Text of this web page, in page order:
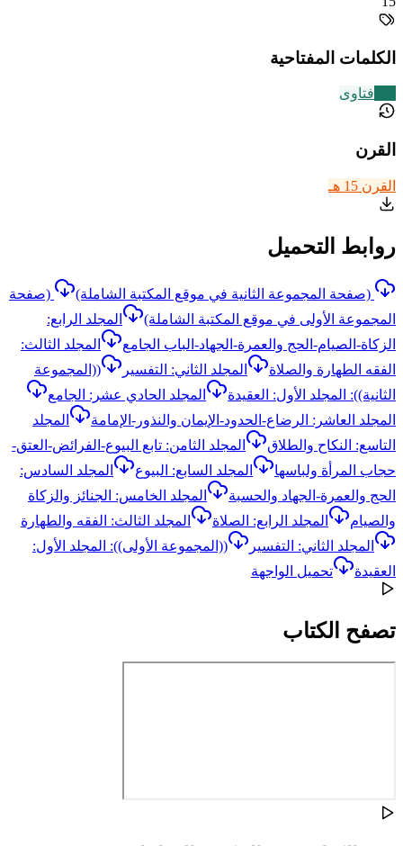
الكلمات المفتاحية
فتاوى
القرن
القرن 15 هـ
روابط التحميل
(صفحة المجموعة الثانية في موقع المكتبة الشاملة)
(صفحة
المجموعة الأولى في موقع المكتبة الشاملة)
المجلد الرابع:
الزكاة-الصيام-الحج والعمرة-الجهاد-الباب الجامع
المجلد الثالث:
الفقه الطهارة والصلاة
المجلد الثاني: التفسير
((المجموعة
الثانية)): المجلد الأول: العقيدة
المجلد الحادي عشر: الجامع
المجلد العاشر: الرضاع-الحدود-الإيمان والنذور-الإمامة
المجلد
التاسع: النكاح والطلاق
المجلد الثامن: تابع البيوع-الفرائض-العتق-
حجاب المرأة ولباسها
المجلد السابع: البيوع
المجلد السادس:
الحج والعمرة-الجهاد والحسبة
المجلد الخامس: الجنائز والزكاة
والصيام
المجلد الرابع: الصلاة
المجلد الثالث: الفقه والطهارة
المجلد الثاني: التفسير
((المجموعة الأولى)): المجلد الأول:
العقيدة
تحميل الواجهة
تصفح الكتاب